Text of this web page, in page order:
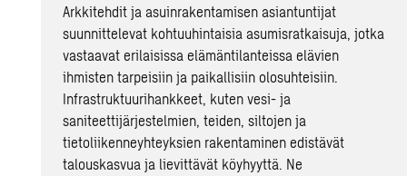
Arkkitehdit ja asuinrakentamisen asiantuntijat
suunnittelevat kohtuuhintaisia asumisratkaisuja, jotka
vastaavat erilaisissa elämäntilanteissa elävien
ihmisten tarpeisiin ja paikallisiin olosuhteisiin.
Infrastruktuurihankkeet, kuten vesi- ja
saniteettijärjestelmien, teiden, siltojen ja
tietoliikenneyhteyksien rakentaminen edistävät
talouskasvua ja lievittävät köyhyyttä. Ne